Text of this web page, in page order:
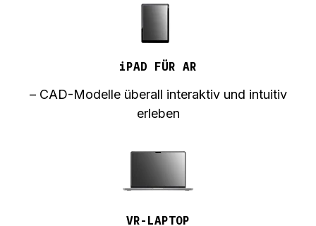
iPAD FÜR AR
– CAD-Modelle überall interaktiv und intuitiv
erleben
VR-LAPTOP